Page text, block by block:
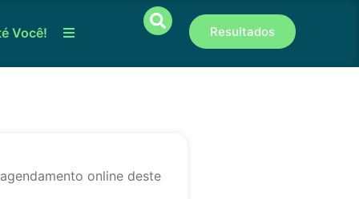
Você! Resultados
online deste